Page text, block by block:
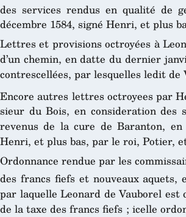
des services rendus en qualité de
décembre 1584, signé Henri, et plus
Lettres et provisions octroyées à
d’un chemin, en datte du dernier
contrescellées, par lesquelles ledit de
Encore autres lettres octroyees par
sieur du Bois, en consideration
revenus de la cure de Baranton,
Henri, et plus bas, par le roi, Potier,
Ordonnance rendue par les
des francs fiefs et nouveaux aquets,
par laquelle Leonard de Vauborel
de la taxe des francs fiefs ; icelle